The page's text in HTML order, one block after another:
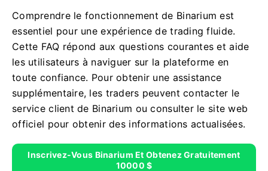
Comprendre le fonctionnement de Binarium est
essentiel pour une expérience de trading fluide.
Cette FAQ répond aux questions courantes et aide
les utilisateurs à naviguer sur la plateforme en
toute confiance. Pour obtenir une assistance
supplémentaire, les traders peuvent contacter le
service client de Binarium ou consulter le site web
officiel pour obtenir des informations actualisées.
Inscrivez-Vous Binarium Et Obtenez Gratuitement
10000 $